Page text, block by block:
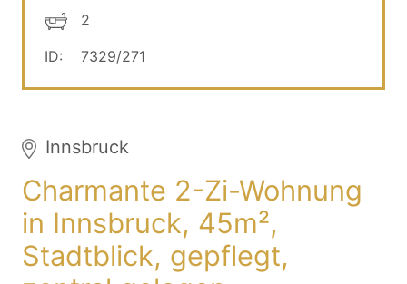
2
ID:
7329/271
Innsbruck
Charmante 2-Zi-Wohnung
in Innsbruck, 45m²,
Stadtblick, gepflegt,